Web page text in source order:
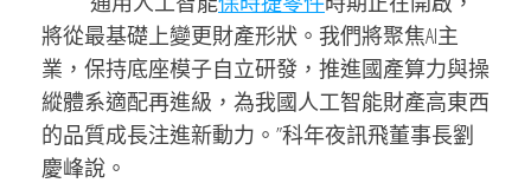
將從最基礎上變更財產形狀。我們將聚焦AI主
業，保持底座模子自立研發，推進國產算力與操
縱體系適配再進級，為我國人工智能財產高東西
的品質成長注進新動力。”科年夜訊飛董事長劉
慶峰說。